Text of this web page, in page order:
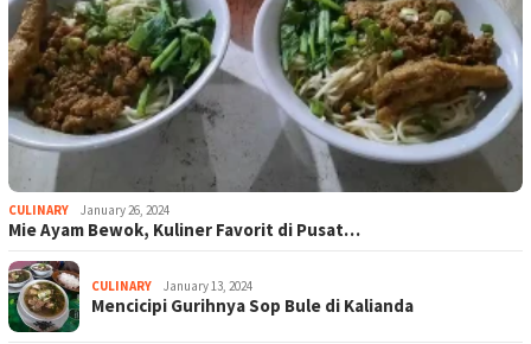
CULINARY January 26, 2024
Mie Ayam Bewok, Kuliner Favorit di Pusat…
CULINARY January 13, 2024
Mencicipi Gurihnya Sop Bule di Kalianda